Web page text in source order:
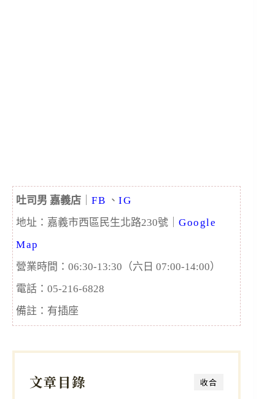
吐司男 嘉義店 FB 、 IG
地址： 嘉義市西區民生北路230號
Google
Map
營業時間：06:30-13:30（六日 07:00-14:00）
電話：05-216-6828
備註：有插座
收合
文章目錄